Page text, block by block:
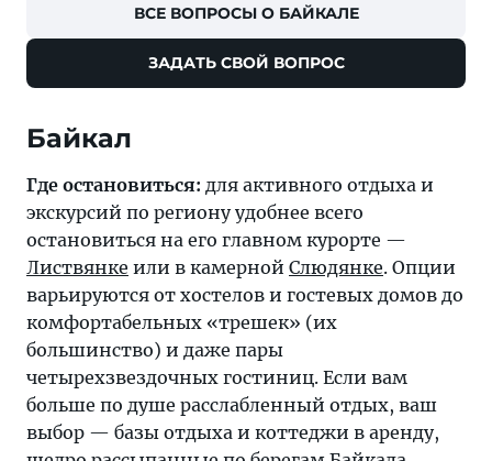
ВСЕ ВОПРОСЫ О БАЙКАЛЕ
ЗАДАТЬ СВОЙ ВОПРОС
Байкал
Где остановиться: для активного отдыха и
экскурсий по региону удобнее всего
остановиться на его главном курорте —
Листвянке или в камерной Слюдянке. Опции
варьируются от хостелов и гостевых домов до
комфортабельных «трешек» (их
большинство) и даже пары
четырехзвездочных гостиниц. Если вам
больше по душе расслабленный отдых, ваш
выбор — базы отдыха и коттеджи в аренду,